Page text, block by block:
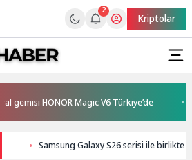
2
Kriptolar
HONOR Magic V6 Türkiye’de
Samsung Galaxy S26 serisi ile birlikte